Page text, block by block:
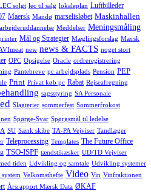
solgt lec til salg lokaleplan Luftbilleder
Maersk Mandø marselisløbet Maskinhallen
Meddelser Meningsmåling
Mål og Strategier Mæglingsforslag Mærsk
new news & FACTS noget stort
OPC Opsigelse Oracle ordreregistrering
Pantebreve pc arbejdsplads Pension PEP
Print Privat køb pc Rabat Rejseafregning
sagsstyring SA Personale
Slagterier sommerfest Sommerfrokost
Spørge-Svar Spørgsmål til ledelse
SU Sænk skibe TA-PA Vejviser Tandlæger
Teleprocessing Templates The Future Office
TSO-ISPF tændstikæsker UD/TD Vejviser
tiden Udvikling og samtale Udvikling systemer
Velkomsthefte Video Vin Vinfraktionen
Årsrapport Mærsk Data ØKAF